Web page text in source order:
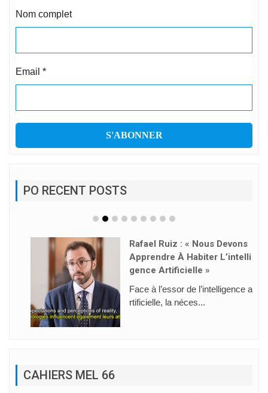
Nom complet
Email *
PO RECENT POSTS
Rafael Ruiz : « Nous Devons
Apprendre À Habiter L’intelli
Gence Artificielle »
Face à l’essor de l’intelligence a
rtificielle, la néces...
CAHIERS MEL 66